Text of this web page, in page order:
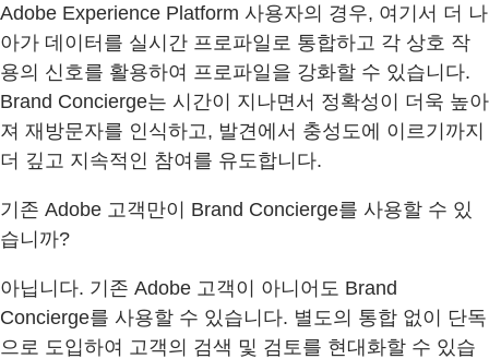
Adobe Experience Platform 사용자의 경우, 여기서 더 나
아가 데이터를 실시간 프로파일로 통합하고 각 상호 작
용의 신호를 활용하여 프로파일을 강화할 수 있습니다.
Brand Concierge는 시간이 지나면서 정확성이 더욱 높아
져 재방문자를 인식하고, 발견에서 충성도에 이르기까지
더 깊고 지속적인 참여를 유도합니다.
기존 Adobe 고객만이 Brand Concierge를 사용할 수 있
습니까?
아닙니다. 기존 Adobe 고객이 아니어도 Brand
Concierge를 사용할 수 있습니다. 별도의 통합 없이 단독
으로 도입하여 고객의 검색 및 검토를 현대화할 수 있습